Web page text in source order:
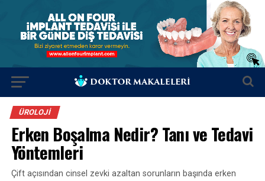
ÜROLOJI
Erken Boşalma Nedir? Tanı ve Tedavi
Yöntemleri
Çift açısından cinsel zevki azaltan sorunların başında erken